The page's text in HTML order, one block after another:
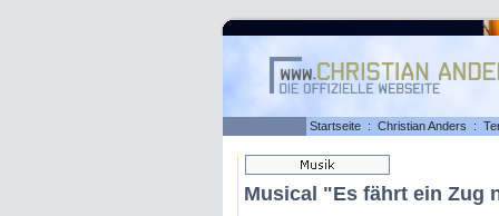
Startseite : Christian Anders :
Musical "Es fährt ein Zug